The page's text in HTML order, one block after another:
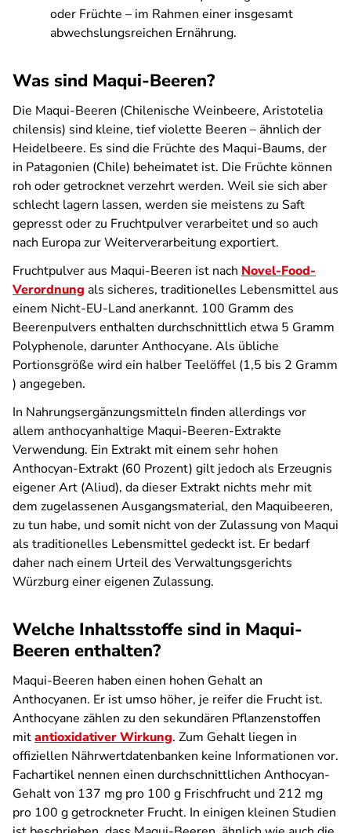
oder Früchte – im Rahmen einer insgesamt
abwechslungsreichen Ernährung.
Was sind Maqui-Beeren?
Die Maqui-Beeren (Chilenische Weinbeere, Aristotelia
chilensis) sind kleine, tief violette Beeren – ähnlich der
Heidelbeere. Es sind die Früchte des Maqui-Baums, der
in Patagonien (Chile) beheimatet ist. Die Früchte können
roh oder getrocknet verzehrt werden. Weil sie sich aber
schlecht lagern lassen, werden sie meistens zu Saft
gepresst oder zu Fruchtpulver verarbeitet und so auch
nach Europa zur Weiterverarbeitung exportiert.
Fruchtpulver aus Maqui-Beeren ist nach Novel-Food-
Verordnung als sicheres, traditionelles Lebensmittel aus
einem Nicht-EU-Land anerkannt. 100 Gramm des
Beerenpulvers enthalten durchschnittlich etwa 5 Gramm
Polyphenole, darunter Anthocyane. Als übliche
Portionsgröße wird ein halber Teelöffel (1,5 bis 2 Gramm
) angegeben.
In Nahrungsergänzungsmitteln finden allerdings vor
allem anthocyanhaltige Maqui-Beeren-Extrakte
Verwendung. Ein Extrakt mit einem sehr hohen
Anthocyan-Extrakt (60 Prozent) gilt jedoch als Erzeugnis
eigener Art (Aliud), da dieser Extrakt nichts mehr mit
dem zugelassenen Ausgangsmaterial, den Maquibeeren,
zu tun habe, und somit nicht von der Zulassung von Maqui
als traditionelles Lebensmittel gedeckt ist. Er bedarf
daher nach einem Urteil des Verwaltungsgerichts
Würzburg einer eigenen Zulassung.
Welche Inhaltsstoffe sind in Maqui-
Beeren enthalten?
Maqui-Beeren haben einen hohen Gehalt an
Anthocyanen. Er ist umso höher, je reifer die Frucht ist.
Anthocyane zählen zu den sekundären Pflanzenstoffen
mitantioxidativer Wirkung. Zum Gehalt liegen in
offiziellen Nährwertdatenbanken keine Informationen vor.
Fachartikel nennen einen durchschnittlichen Anthocyan-
Gehalt von 137 mg pro 100 g Frischfrucht und 212 mg
pro 100 g getrockneter Frucht. In einigen kleinen Studien